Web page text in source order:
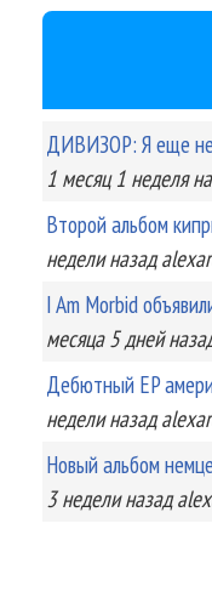
ДИВИЗОР: Я еще не
1 месяц 1 неделя
Второй альбом
неделиназад
I Am Morbid
месяца 5 дней
Дебютный EP
неделиназад
Новый альбом
3 неделиназад